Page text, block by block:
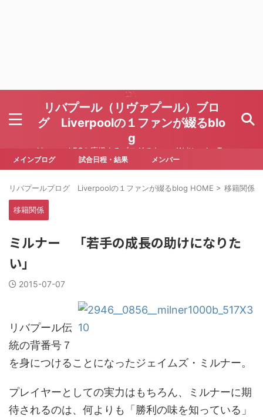
リバプール（リヴァプール）ブロ
グ Liverpoolの１ファンが綴るblo
g
Liverpool FCを応援するブログです Written by To
ru Yoda
メインブログ 試合日程・結果 メンバー
リバプールブログ Liverpoolの１ファンが綴るblog HOME > 移籍関係
移籍関係
ミルナー 「若手の成長の助けになりた
い」
2015-07-07
リバプール伝
統の背番号７
を身につけることになったジェイムズ・ミルナー。
プレイヤーとしての実力はもちろん、ミルナーに期
待されるのは、何よりも「勝利の味を知っている」